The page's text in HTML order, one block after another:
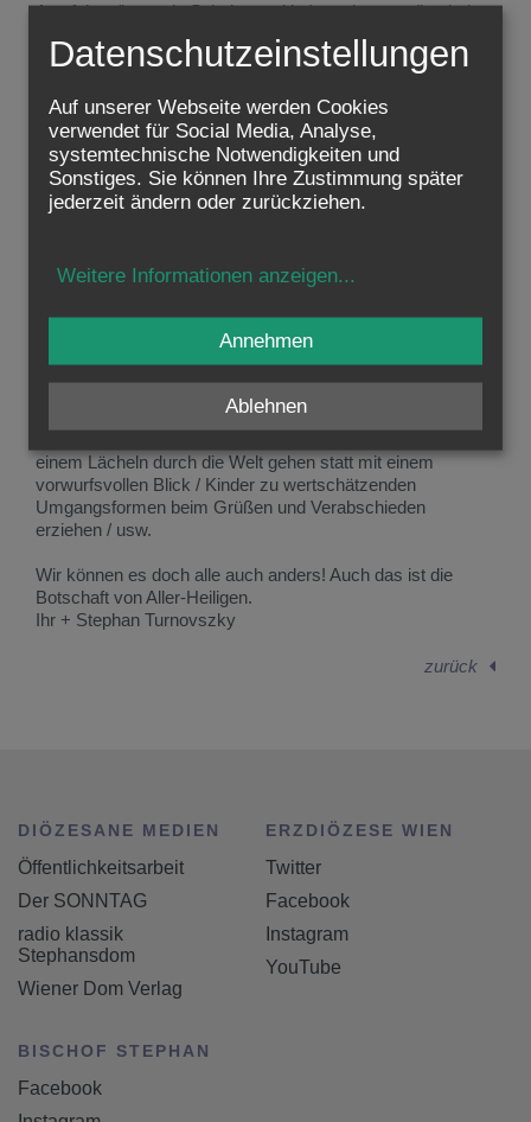
Autofahrer/innen, in Schulen und in Interviews, selbst beim
bei uns bekannte Halloween denken und an seine
Wenn die Krankheit der Respektlosigkeit so weit
fortgeschritten ist, wird es, so fürchte ich, kein einfaches
Heilmittel geben. Was mir aber Mut gibt, ist, dass diese
Ruppigkeit im Umgangston nicht nur mir negativ auffällt.
Die meisten Menschen, mit denen ich zu tun habe, nehmen
Wenn wir vielen uns bewusst bemühen, anders zu leben,
anblinken / Einem Menschen aus der (Kommunal-)Politik
Dankbarkeit für den Dienst bezeugen / Emotional verfasste
E-Mails niemals abschicken, bevor man darüber
geschlafen hat / Im digitalen Raum nicht unter einem
einem Lächeln durch die Welt gehen statt mit einem
vorwurfsvollen Blick / Kinder zu wertschätzenden
Umgangsformen beim Grüßen und Verabschieden
erziehen / usw.
Wir können es doch alle auch anders! Auch das ist die
Botschaft von Aller-Heiligen.
Ihr + Stephan Turnovszky
zurück
DIÖZESANE MEDIEN
Öffentlichkeitsarbeit
Der SONNTAG
radio klassik
Stephansdom
Wiener Dom Verlag
ERZDIÖZESE WIEN
Twitter
Facebook
Instagram
YouTube
BISCHOF STEPHAN
Facebook
Datenschutzeinstellungen
Auf unserer Webseite werden Cookies
verwendet für Social Media, Analyse,
systemtechnische Notwendigkeiten und
Sonstiges. Sie können Ihre Zustimmung später
jederzeit ändern oder zurückziehen.
Weitere Informationen anzeigen...
Ablehnen
Annehmen